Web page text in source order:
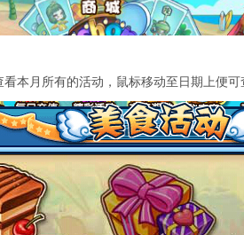
看本月所有的活动，鼠标移动至日期上便